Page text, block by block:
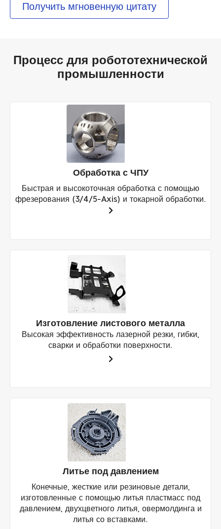
Получить мгновенную цитату
Процесс для робототехнической
промышленности
Обработка с ЧПУ
Быстрая и высокоточная обработка с помощью
фрезерования (3/4/5-Axis) и токарной обработки.
Изготовление листового металла
Высокая эффективность лазерной резки, гибки,
сварки и обработки поверхности.
Литье под давлением
Конечные, жесткие или резиновые детали,
изготовленные с помощью литья пластмасс под
давлением, двухцветного литья, овермолдинга и
литья со вставками.